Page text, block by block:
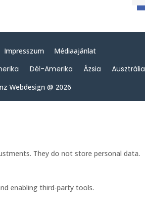
Impresszum Médiaajánlat
Dél-Amerika Ázsia Ausztrália
Webdesign @ 2026
They do not store personal data.
enabling third-party tools.